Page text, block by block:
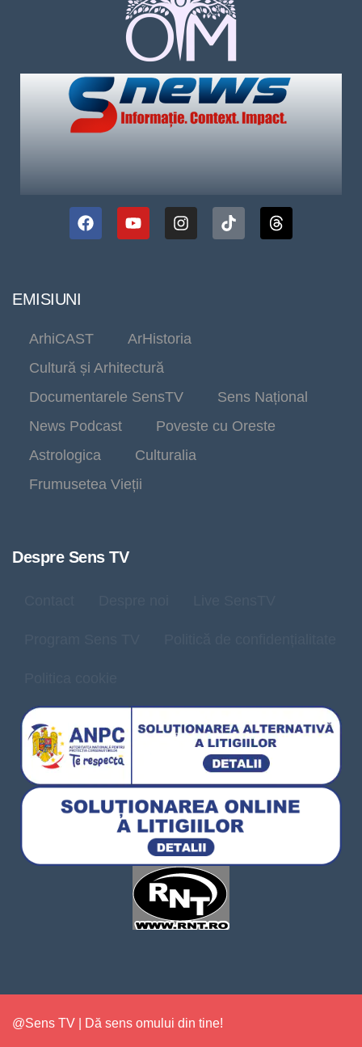
EMISIUNI
ArhiCAST
ArHistoria
Cultură și Arhitectură
Documentarele SensTV
Sens Național
News Podcast
Poveste cu Oreste
Astrologica
Culturalia
Frumusetea Vieții
Despre Sens TV
@Sens TV | Dă sens omului din tine!